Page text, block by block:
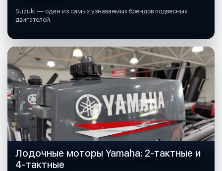
Suzuki — один из самых узнаваемых брендов подвесных
двигателей.
Лодочные моторы Yamaha: 2-тактные и
4-тактные